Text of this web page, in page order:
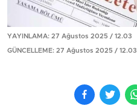
YAYINLAMA: 27 Ağustos 2025 / 12.03
GÜNCELLEME: 27 Ağustos 2025 / 12.03